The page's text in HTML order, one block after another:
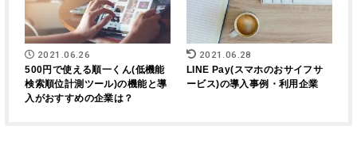
2021.06.26
500円で使える順一くん(低機能
検索順位計測ツール)の機能と導
入がおすすめの企業は？
2021.06.28
LINE Pay(スマホのおサイフサ
ービス)の導入事例・利用企業